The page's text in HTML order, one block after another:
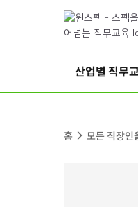
산업별 직무
홈 모든 직장인